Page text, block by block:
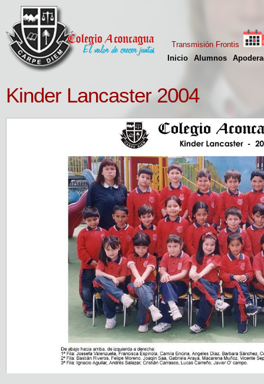
Inicio Alumnos
Transmisión Frontis
Kinder Lancaster 2004